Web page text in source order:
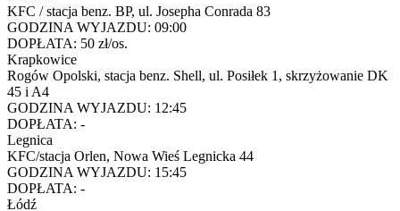
KFC / stacja benz. BP, ul. Josepha Conrada 83
GODZINA WYJAZDU: 09:00
DOPŁATA: 50 zł/os.
Krapkowice
Rogów Opolski, stacja benz. Shell, ul. Posiłek 1, skrzyżowanie DK
45 i A4
GODZINA WYJAZDU: 12:45
DOPŁATA: -
Legnica
KFC/stacja Orlen, Nowa Wieś Legnicka 44
GODZINA WYJAZDU: 15:45
DOPŁATA: -
Łódź